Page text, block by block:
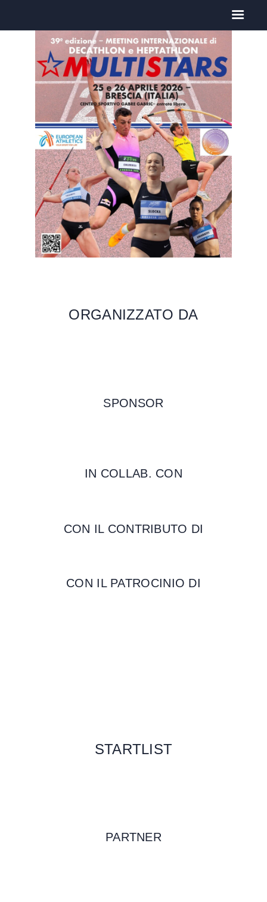
HOME
IL MEETING
NEWS
PAST EDITIONS
CONTACT US
COOKIE POLICY (EU)
ORGANIZZATO DA
SPONSOR
IN COLLAB. CON
CON IL CONTRIBUTO DI
CON IL PATROCINIO DI
STARTLIST
PARTNER